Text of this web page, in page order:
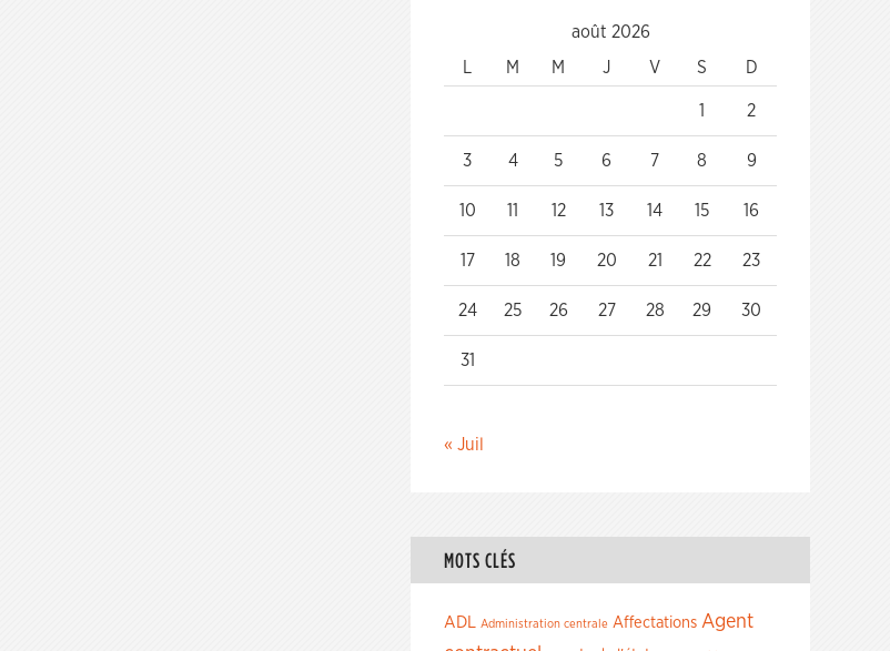
août 2026
M M J V S D
1 2
3 4 5 6 7 8 9
10 11 12 13 14 15 16
17 18 19 20 21 22 23
24 25 26 27 28 29 30
31
« Juil
MOTS CLÉS
ADL Administration centrale Affectations Agent